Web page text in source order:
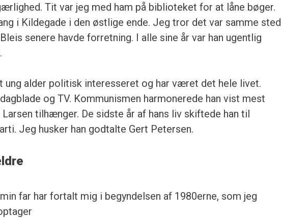
Tit var jeg med ham på biblioteket for at låne bøger.
i Kildegade i den østlige ende. Jeg tror det var samme sted
senere havde forretning. I alle sine år var han ugentlig
ung alder politisk interesseret og har været det hele livet.
og TV. Kommunismen harmonerede han vist mest
Larsen tilhænger. De sidste år af hans liv skiftede han til
Jeg husker han godtalte Gert Petersen.
far har fortalt mig i begyndelsen af 1980erne, som jeg